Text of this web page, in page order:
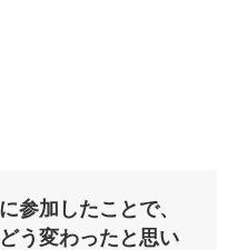
参加したことで、
う変わったと思い